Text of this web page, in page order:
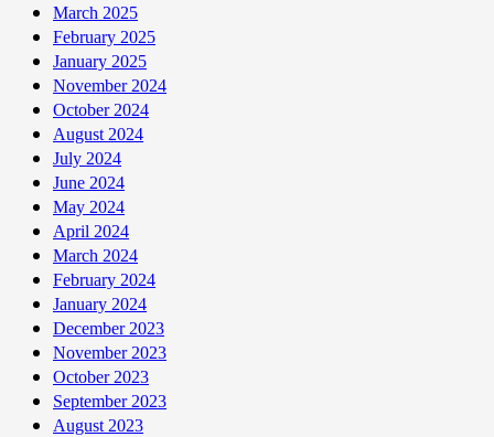
March 2025
February 2025
January 2025
November 2024
October 2024
August 2024
July 2024
June 2024
May 2024
April 2024
March 2024
February 2024
January 2024
December 2023
November 2023
October 2023
September 2023
August 2023